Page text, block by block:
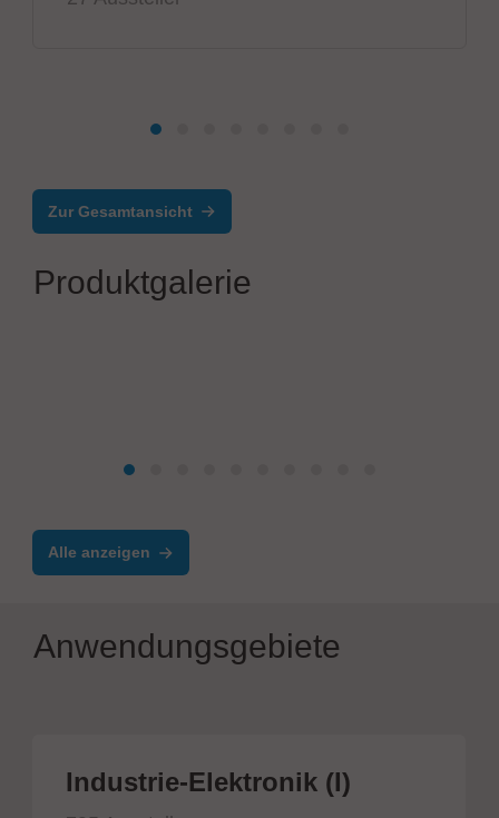
Zur Gesamtansicht
Produktgalerie
Alle anzeigen
Anwendungsgebiete
Industrie-Elektronik (I)